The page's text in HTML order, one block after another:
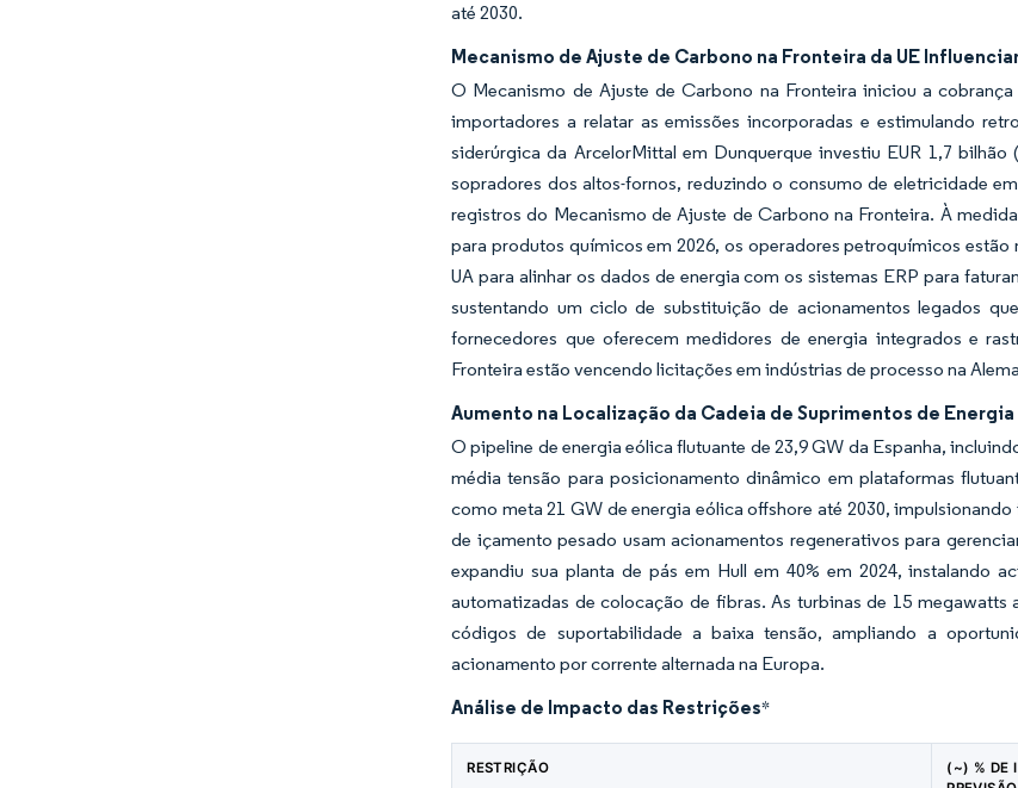
até 2030.
Mecanismo de Ajuste de Carbono na Fronteira da UE
O Mecanismo de Ajuste de Carbono na Fronteira iniciou a
importadores a relatar as emissões incorporadas e estimulando
siderúrgica da ArcelorMittal em Dunquerque investiu EUR 1,7
sopradores dos altos-fornos, reduzindo o consumo de eletricidade
registros do Mecanismo de Ajuste de Carbono na Fronteira. À
para produtos químicos em 2026, os operadores petroquímicos
UA para alinhar os dados de energia com os sistemas ERP para
sustentando um ciclo de substituição de acionamentos legados
fornecedores que oferecem medidores de energia integrados e
Fronteira estão vencendo licitações em indústrias de processo na
Aumento na Localização da Cadeia de Suprimentos de
O pipeline de energia eólica flutuante de 23,9 GW da Espanha,
média tensão para posicionamento dinâmico em plataformas
como meta 21 GW de energia eólica offshore até 2030,
de içamento pesado usam acionamentos regenerativos para
expandiu sua planta de pás em Hull em 40% em 2024, instalando
automatizadas de colocação de fibras. As turbinas de 15
códigos de suportabilidade a baixa tensão, ampliando a
acionamento por corrente alternada na Europa.
Análise de Impacto das Restrições*
RESTRIÇÃO
(~) % DE